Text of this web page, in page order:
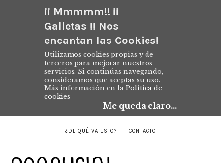
¡¡ Mmmmm!! ¡¡
Galletas !! Nos
encantan las Cookies!
Utilizamos cookies propias y de
terceros para mejorar nuestros
servicios. Si continúas navegando,
consideramos que aceptas su uso.
Más información en la Política de
cookies
Me queda claro...
¿DE QUÉ VA ESTO? CONTACTO